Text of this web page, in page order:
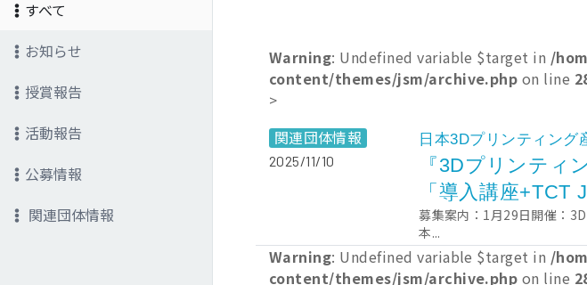
すべて
お知らせ
授賞報告
活動報告
公募情報
関連団体情報
Warning: Undefined variable $target in /
content/themes/jsm/archive.php on line
>
関連団体情報
2025/11/10
日本3Dプリンティング
『3Dプリンティ
「導入講座+TCT
募集案内：1月29日開催：
本...
Warning: Undefined variable $target in /
content/themes/jsm/archive.php on line